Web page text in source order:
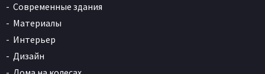
Современные здания
Материалы
Интерьер
Дизайн